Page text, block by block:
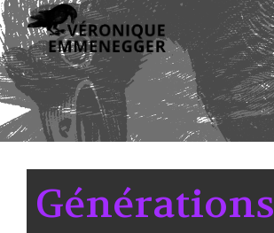
Générations